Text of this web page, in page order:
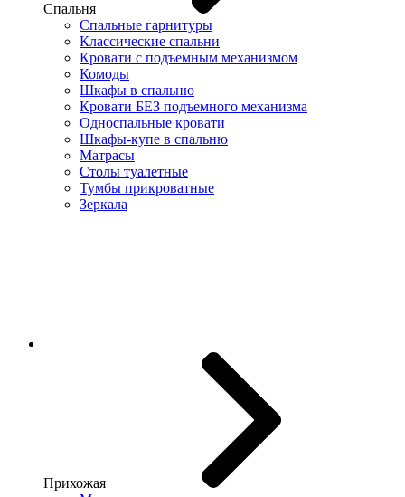
Спальня
Спальные гарнитуры
Классические спальни
Кровати с подъемным механизмом
Комоды
Шкафы в спальню
Кровати БЕЗ подъемного механизма
Односпальные кровати
Шкафы-купе в спальню
Матрасы
Столы туалетные
Тумбы прикроватные
Зеркала
Прихожая